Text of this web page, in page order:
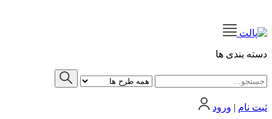
دسته بندی ها
ثبت نام | ورود